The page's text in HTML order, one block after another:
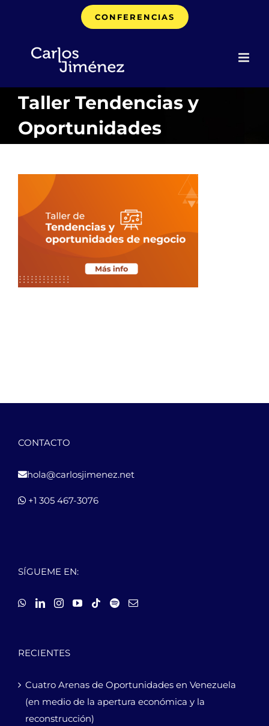
CONFERENCIAS
Taller Tendencias y
Oportunidades
CONTACTO
hola@carlosjimenez.net
+1 305 467-3076
SÍGUEME EN:
RECIENTES
Cuatro Arenas de Oportunidades en Venezuela
(en medio de la apertura económica y la
reconstrucción)